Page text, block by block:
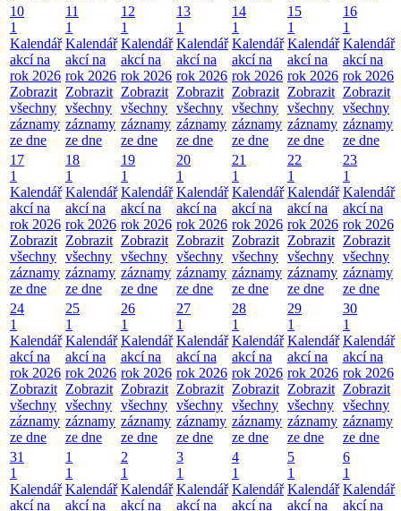
10
1
Kalendář
akcí na
rok 2026
Zobrazit
všechny
záznamy
ze dne
11
1
Kalendář
akcí na
rok 2026
Zobrazit
všechny
záznamy
ze dne
12
1
Kalendář
akcí na
rok 2026
Zobrazit
všechny
záznamy
ze dne
13
1
Kalendář
akcí na
rok 2026
Zobrazit
všechny
záznamy
ze dne
14
1
Kalendář
akcí na
rok 2026
Zobrazit
všechny
záznamy
ze dne
15
1
Kalendář
akcí na
rok 2026
Zobrazit
všechny
záznamy
ze dne
16
1
Kalendář
akcí na
rok 2026
Zobrazit
všechny
záznamy
ze dne
17
1
Kalendář
akcí na
rok 2026
Zobrazit
všechny
záznamy
ze dne
18
1
Kalendář
akcí na
rok 2026
Zobrazit
všechny
záznamy
ze dne
19
1
Kalendář
akcí na
rok 2026
Zobrazit
všechny
záznamy
ze dne
20
1
Kalendář
akcí na
rok 2026
Zobrazit
všechny
záznamy
ze dne
21
1
Kalendář
akcí na
rok 2026
Zobrazit
všechny
záznamy
ze dne
22
1
Kalendář
akcí na
rok 2026
Zobrazit
všechny
záznamy
ze dne
23
1
Kalendář
akcí na
rok 2026
Zobrazit
všechny
záznamy
ze dne
24
1
Kalendář
akcí na
rok 2026
Zobrazit
všechny
záznamy
ze dne
25
1
Kalendář
akcí na
rok 2026
Zobrazit
všechny
záznamy
ze dne
26
1
Kalendář
akcí na
rok 2026
Zobrazit
všechny
záznamy
ze dne
27
1
Kalendář
akcí na
rok 2026
Zobrazit
všechny
záznamy
ze dne
28
1
Kalendář
akcí na
rok 2026
Zobrazit
všechny
záznamy
ze dne
29
1
Kalendář
akcí na
rok 2026
Zobrazit
všechny
záznamy
ze dne
30
1
Kalendář
akcí na
rok 2026
Zobrazit
všechny
záznamy
ze dne
31
1
Kalendář
akcí na
1
1
Kalendář
akcí na
2
1
Kalendář
akcí na
3
1
Kalendář
akcí na
4
1
Kalendář
akcí na
5
1
Kalendář
akcí na
6
1
Kalendář
akcí na